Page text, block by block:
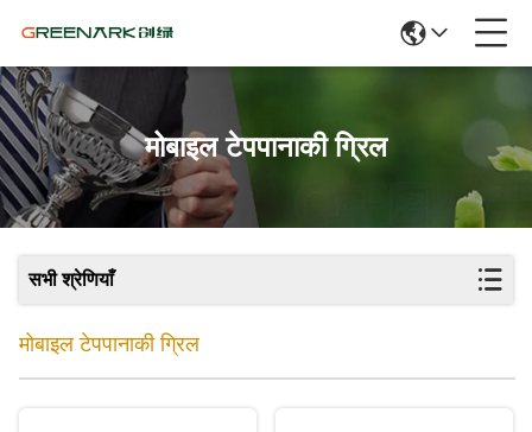
मोबाइल टेपपानाकी ग्रिल
सभी श्रेणियाँ
मोबाइल टेपपानाकी ग्रिल